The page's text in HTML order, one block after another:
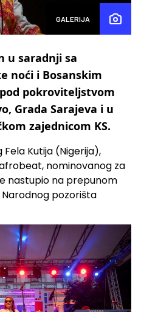
GALERIJA
u saradnji sa
noći i Bosanskim
pokroviteljstvom
Grada Sarajeva i u
zajednicom KS.
Fela Kutija (Nigerija),
nominovanog za
nastupio na prepunom
Narodnog pozorišta